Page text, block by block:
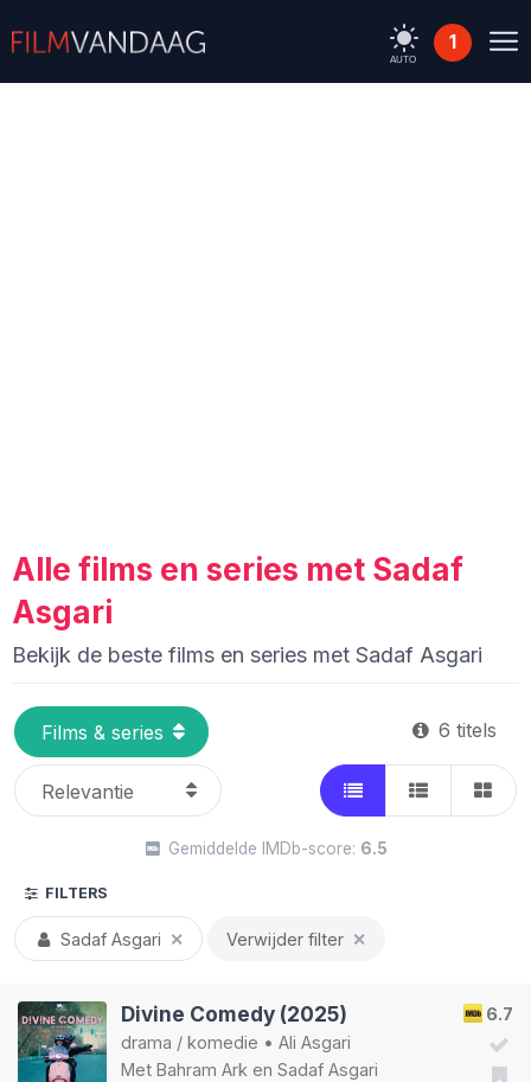
AUTO
1
Alle films en series met Sadaf
Asgari
Bekijk de beste films en series met Sadaf Asgari
6 titels
Gemiddelde IMDb-score: 6.5
FILTERS
Sadaf Asgari ✕ Verwijder filter ✕
6.7
Divine Comedy (2025)
drama / komedie • Ali Asgari
Met Bahram Ark en Sadaf Asgari